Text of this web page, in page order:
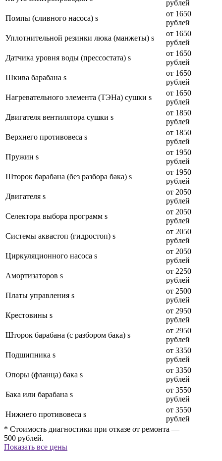
рублей
Помпы (сливного насоса) s
от 1650
рублей
Уплотнительной резинки люка (манжеты) s
от 1650
рублей
Датчика уровня воды (прессостата) s
от 1650
рублей
Шкива барабана s
от 1650
рублей
Нагревательного элемента (ТЭНа) сушки s
от 1650
рублей
Двигателя вентилятора сушки s
от 1850
рублей
Верхнего противовеса s
от 1850
рублей
Пружин s
от 1950
рублей
Шторок барабана (без разбора бака) s
от 1950
рублей
Двигателя s
от 2050
рублей
Селектора выбора программ s
от 2050
рублей
Системы аквастоп (гидростоп) s
от 2050
рублей
Циркуляционного насоса s
от 2050
рублей
Амортизаторов s
от 2250
рублей
Платы управления s
от 2500
рублей
Крестовины s
от 2950
рублей
Шторок барабана (с разбором бака) s
от 2950
рублей
Подшипника s
от 3350
рублей
Опоры (фланца) бака s
от 3350
рублей
Бака или барабана s
от 3550
рублей
Нижнего противовеса s
от 3550
рублей
* Стоимость диагностики при отказе от ремонта —
500 рублей.
Показать все цены